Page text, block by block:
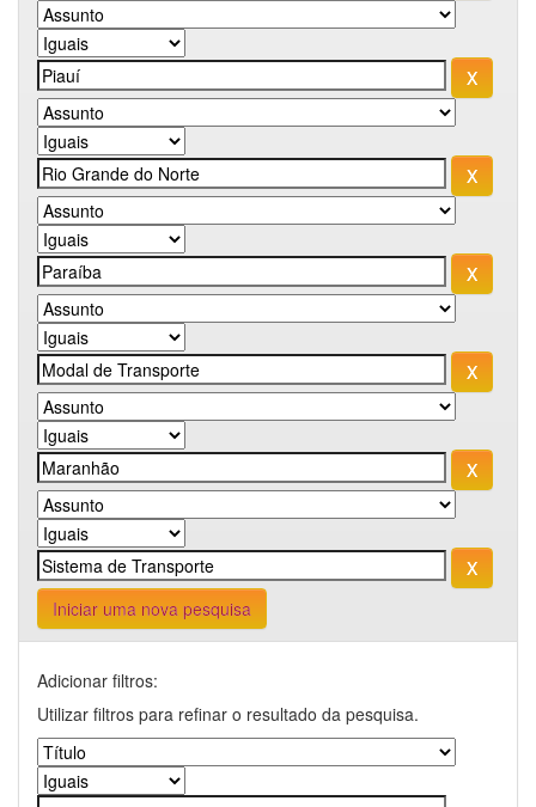
Iniciar uma nova pesquisa
Adicionar filtros:
Utilizar filtros para refinar o resultado da pesquisa.